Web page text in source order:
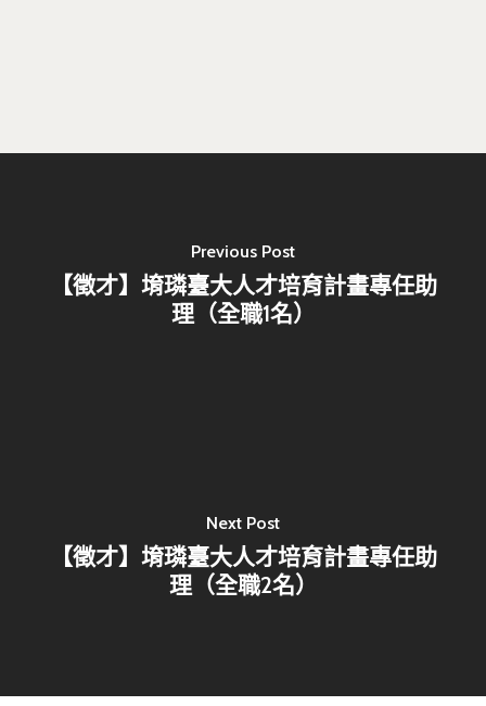
Previous Post
【徵才】堉璘臺大人才培育計畫專任助
理（全職1名）
Next Post
【徵才】堉璘臺大人才培育計畫專任助
理（全職2名）